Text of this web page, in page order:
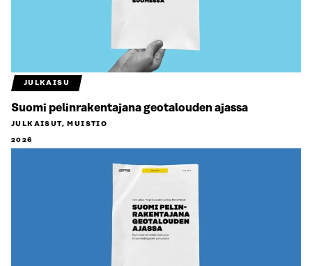
JULKAISU
Suomi pelinrakentajana geotalouden ajassa
JULKAISUT, MUISTIO
2026